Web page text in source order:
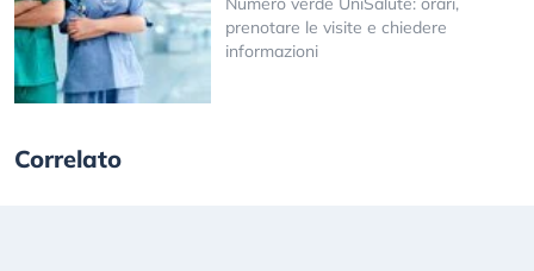
prenotare le visite e chiedere
informazioni
Correlato